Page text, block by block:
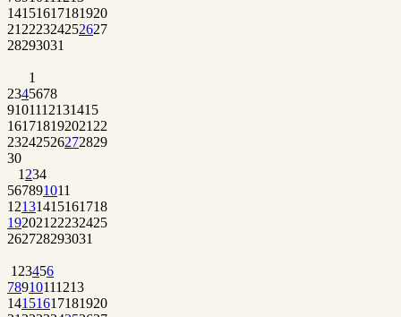
14151617181920
21 222324252627
28293031
1
2345678
9101112131415
161718192021 22
23242526272829
30
1 234
567891011
12131415161718
192021 22232425
262728293031
1 23456
78910111213
14151617181920